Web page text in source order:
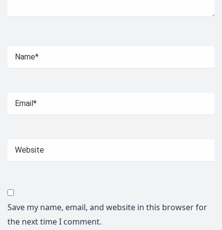
Save my name, email, and website in this browser for
the next time I comment.